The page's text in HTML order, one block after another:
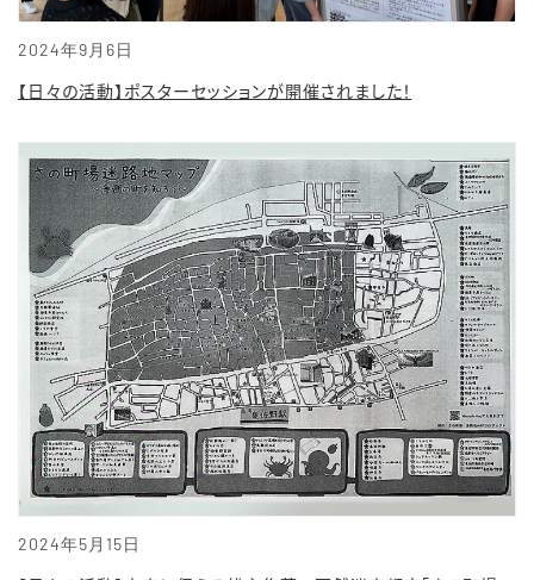
2024年9月6日
【日々の活動】ポスターセッションが開催されました！
2024年5月15日